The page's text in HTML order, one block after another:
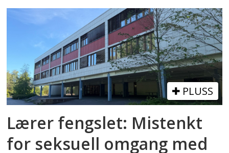
PLUSS
Lærer fengslet: Mistenkt
for seksuell omgang med